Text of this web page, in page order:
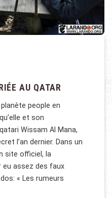
AU QATAR
people en
et son
Wissam Al Mana,
l’an dernier. Dans un
site officiel, la
eu assez des faux
« Les rumeurs